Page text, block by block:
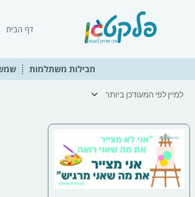
דף הבית
חבילות משתלמות